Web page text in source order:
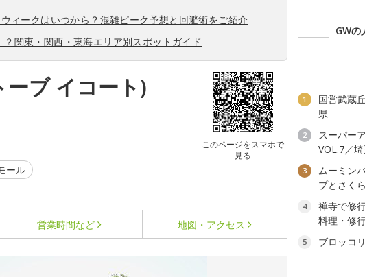
ィークはいつから？混雑ピーク予想と回避術をご紹介
関東・関西・東海エリア別スポットガイド
ブ イコート)
このページをスマホで
見る
ール
営業時間など 地図・アクセス
GWの
1
国営武蔵
県
2
スーパー
VOL.7／
3
ムーミン
プとさく
4
禅寺で修
料理・修
5
ブロッコ